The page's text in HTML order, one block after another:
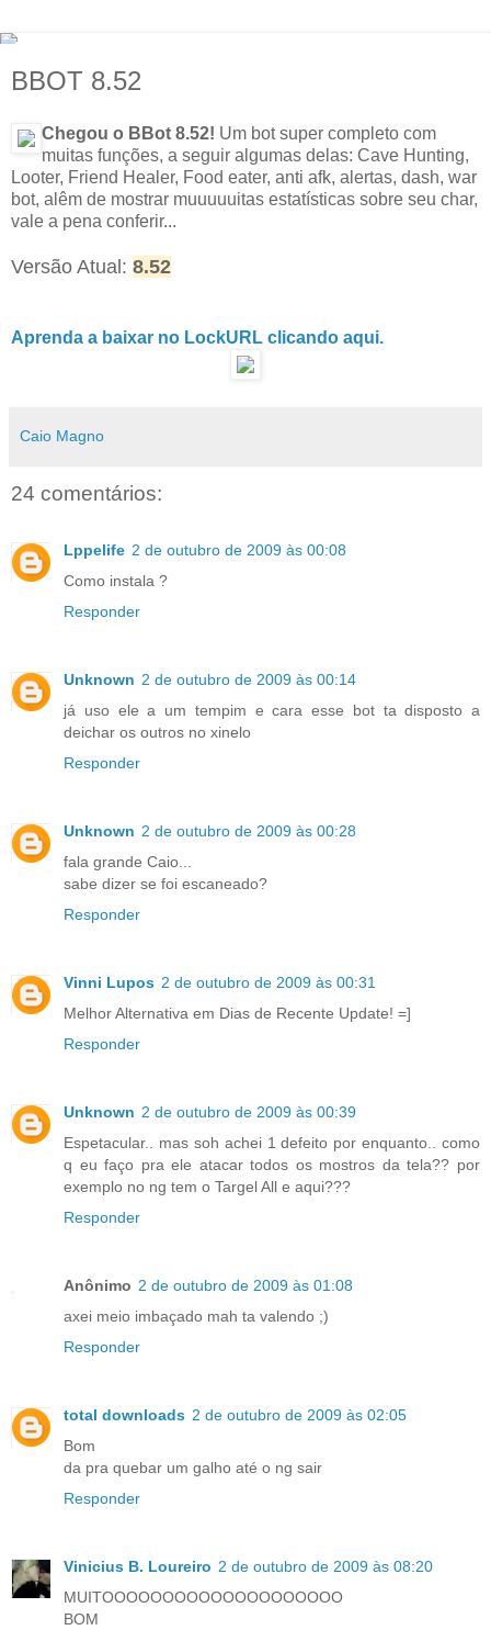
BBOT 8.52
Chegou o BBot 8.52! Um bot super completo com
muitas funções, a seguir algumas delas: Cave Hunting,
Looter, Friend Healer, Food eater, anti afk, alertas, dash, war
bot, alêm de mostrar muuuuuitas estatísticas sobre seu char,
vale a pena conferir...
Versão Atual: 8.52
Aprenda a baixar no LockURL clicando aqui.
Caio Magno
24 comentários:
Lppelife 2 de outubro de 2009 às 00:08
Como instala ?
Responder
Unknown 2 de outubro de 2009 às 00:14
já uso ele a um tempim e cara esse bot ta disposto a
deichar os outros no xinelo
Responder
Unknown 2 de outubro de 2009 às 00:28
fala grande Caio...
sabe dizer se foi escaneado?
Responder
Vinni Lupos 2 de outubro de 2009 às 00:31
Melhor Alternativa em Dias de Recente Update! =]
Responder
Unknown 2 de outubro de 2009 às 00:39
Espetacular.. mas soh achei 1 defeito por enquanto.. como
q eu faço pra ele atacar todos os mostros da tela?? por
exemplo no ng tem o Targel All e aqui???
Responder
Anônimo 2 de outubro de 2009 às 01:08
axei meio imbaçado mah ta valendo ;)
Responder
total downloads 2 de outubro de 2009 às 02:05
Bom
da pra quebar um galho até o ng sair
Responder
Vinicius B. Loureiro 2 de outubro de 2009 às 08:20
MUITOOOOOOOOOOOOOOOOOOOO
BOM